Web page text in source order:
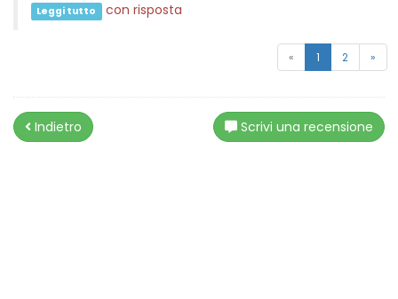
Leggi tutto con risposta
« 1 (current)
2 »
Scrivi una recensione
Indietro